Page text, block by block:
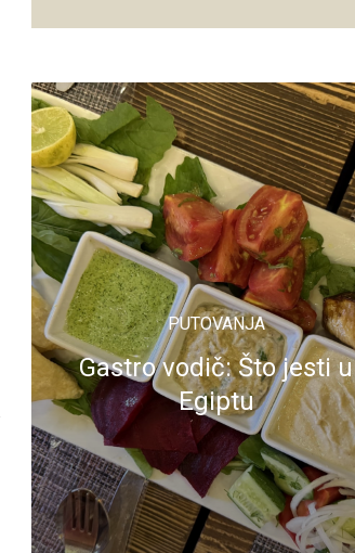
PUTOVANJA
Gastro vodič: Što jesti u
Egiptu